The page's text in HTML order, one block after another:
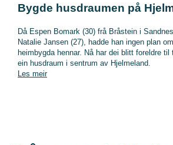
Bygde husdraumen på
Då Espen Bomark (30) frå Bråstein i
Natalie Jansen (27), hadde han ingen plan
heimbygda hennar. Nå har dei blitt foreldre
ein husdraum i sentrum av Hjelmeland.
Les meir